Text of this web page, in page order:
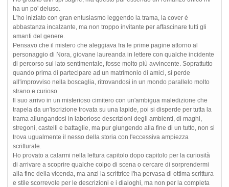
ha un po' deluso.
L'ho iniziato con gran entusiasmo leggendo la trama, la cover è
abbastanza incalzante, ma non troppo invitante per affascinare tutti gli
amanti del genere.
Pensavo che il mistero che aleggiava fra le prime pagine attorno al
personaggio di Nora, giovane laureanda in lettere con qualche incidente
di percorso sul lato sentimentale, fosse molto più avvincente. Soprattutto
quando prima di partecipare ad un matrimonio di amici, si perde
all'improvviso nella boscaglia, ritrovandosi in un mondo parallelo molto
strano e curioso.
Il suo arrivo in un misterioso cimitero con un'ambigua maledizione che
trapela da un'iscrizione trovata su una lapide, poi si disperde per tutta la
trama allungandosi in laboriose descrizioni degli ambienti, di maghi,
stregoni, castelli e battaglie, ma pur giungendo alla fine di un tutto, non si
trova ugualmente il nesso della storia con l'eccessiva ampiezza
scritturale.
Ho provato a calarmi nella lettura capitolo dopo capitolo per la curiosità
di arrivare a scoprire qualche colpo di scena o cercare di sorprendermi
alla fine della vicenda, ma anzi la scrittrice l'ha pervasa di ottima scrittura
e stile scorrevole per le descrizioni e i dialoghi, ma non per la completa